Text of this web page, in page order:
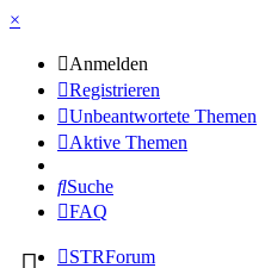
×
Anmelden
Registrieren
Unbeantwortete Themen
Aktive Themen
Suche
FAQ
STRForum